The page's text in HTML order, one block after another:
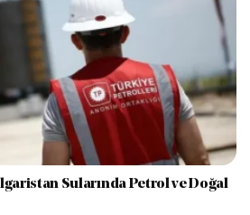
Sularında Petrol ve Doğal